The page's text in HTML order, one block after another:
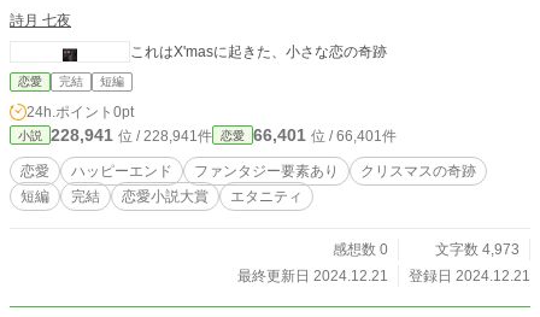
詩月 七夜
これはX'masに起きた、小さな恋の奇跡
恋愛 完結 短編
24h.ポイント 0pt
小説 228,941 位 / 228,941件 恋愛 66,401 位 / 66,401件
恋愛 ハッピーエンド ファンタジー要素あり
クリスマスの奇跡
短編
完結 恋愛小説大賞 エタニティ
感想数 0
文字数 4,973
最終更新日 2024.12.21
登録日 2024.12.21